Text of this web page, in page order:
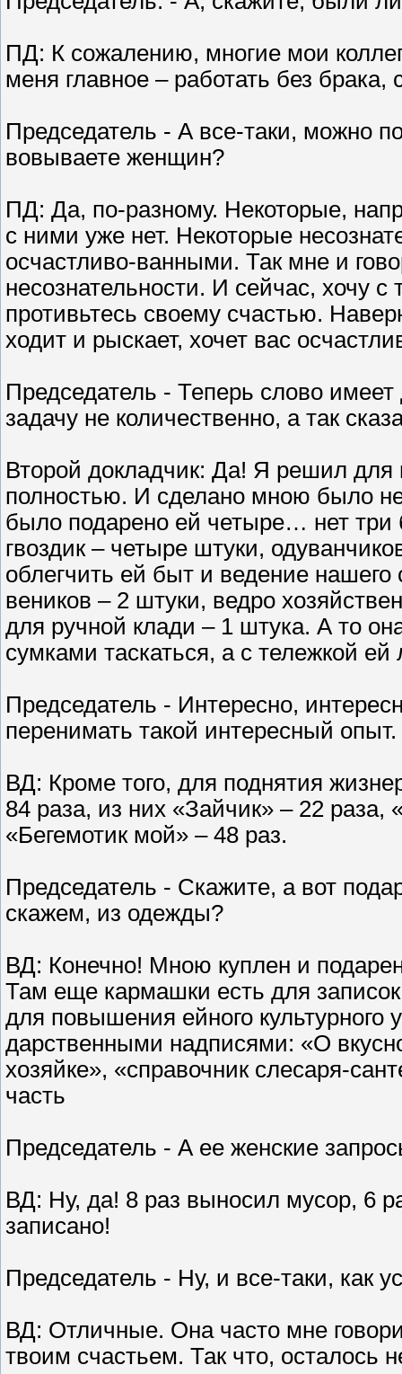
ПД: К сожалению, многие мои
меня главное – работать без брака,
Председатель - А все-таки, можно
вовываете женщин?
ПД: Да, по-разному. Некоторые,
с ними уже нет. Некоторые
осчастливо-ванными. Так мне и
несознательности. И сейчас, хочу
противьтесь своему счастью.
ходит и рыскает, хочет вас
Председатель - Теперь слово
задачу не количественно, а так
Второй докладчик: Да! Я решил для
полностью. И сделано мною было
было подарено ей четыре… нет три
гвоздик – четыре штуки,
облегчить ей быт и ведение
веников – 2 штуки, ведро
для ручной клади – 1 штука. А то
сумками таскаться, а с тележкой ей
Председатель - Интересно,
перенимать такой интересный опыт.
ВД: Кроме того, для поднятия
84 раза, из них «Зайчик» – 22
«Бегемотик мой» – 48 раз.
Председатель - Скажите, а вот
скажем, из одежды?
ВД: Конечно! Мною куплен и
Там еще кармашки есть для
для повышения ейного
дарственными надписями: «О
хозяйке», «справочник слесаря-
часть
Председатель - А ее женские
ВД: Ну, да! 8 раз выносил мусор, 6
записано!
Председатель - Ну, и все-таки, как
ВД: Отличные. Она часто мне
твоим счастьем. Так что, осталось